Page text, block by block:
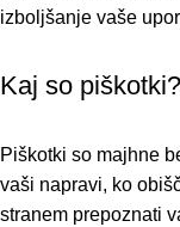
izboljšanje vaše
Kaj so piškotki?
Piškotki so majhne
vaši napravi, ko
stranem prepoznati